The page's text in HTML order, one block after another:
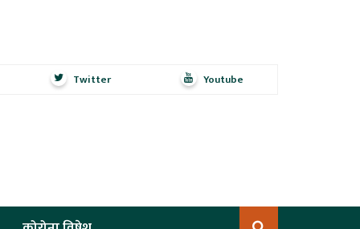
Twitter Youtube